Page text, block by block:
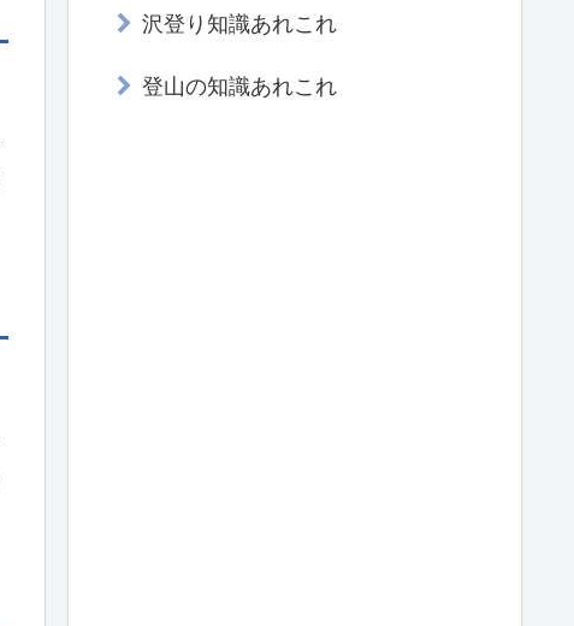
沢登り知識あれこれ
登山の知識あれこれ